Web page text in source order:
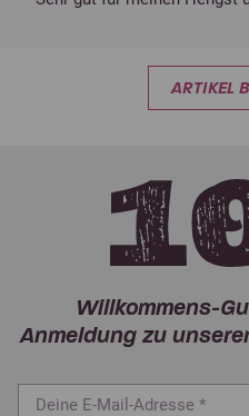
ARTIKEL
Willkommens-
Anmeldung zu